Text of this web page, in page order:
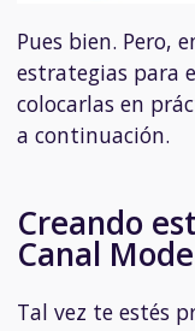
Pues bien. Pero,
estrategias para
colocarlas en
a continuación.
Creando
Canal
Tal vez te estés